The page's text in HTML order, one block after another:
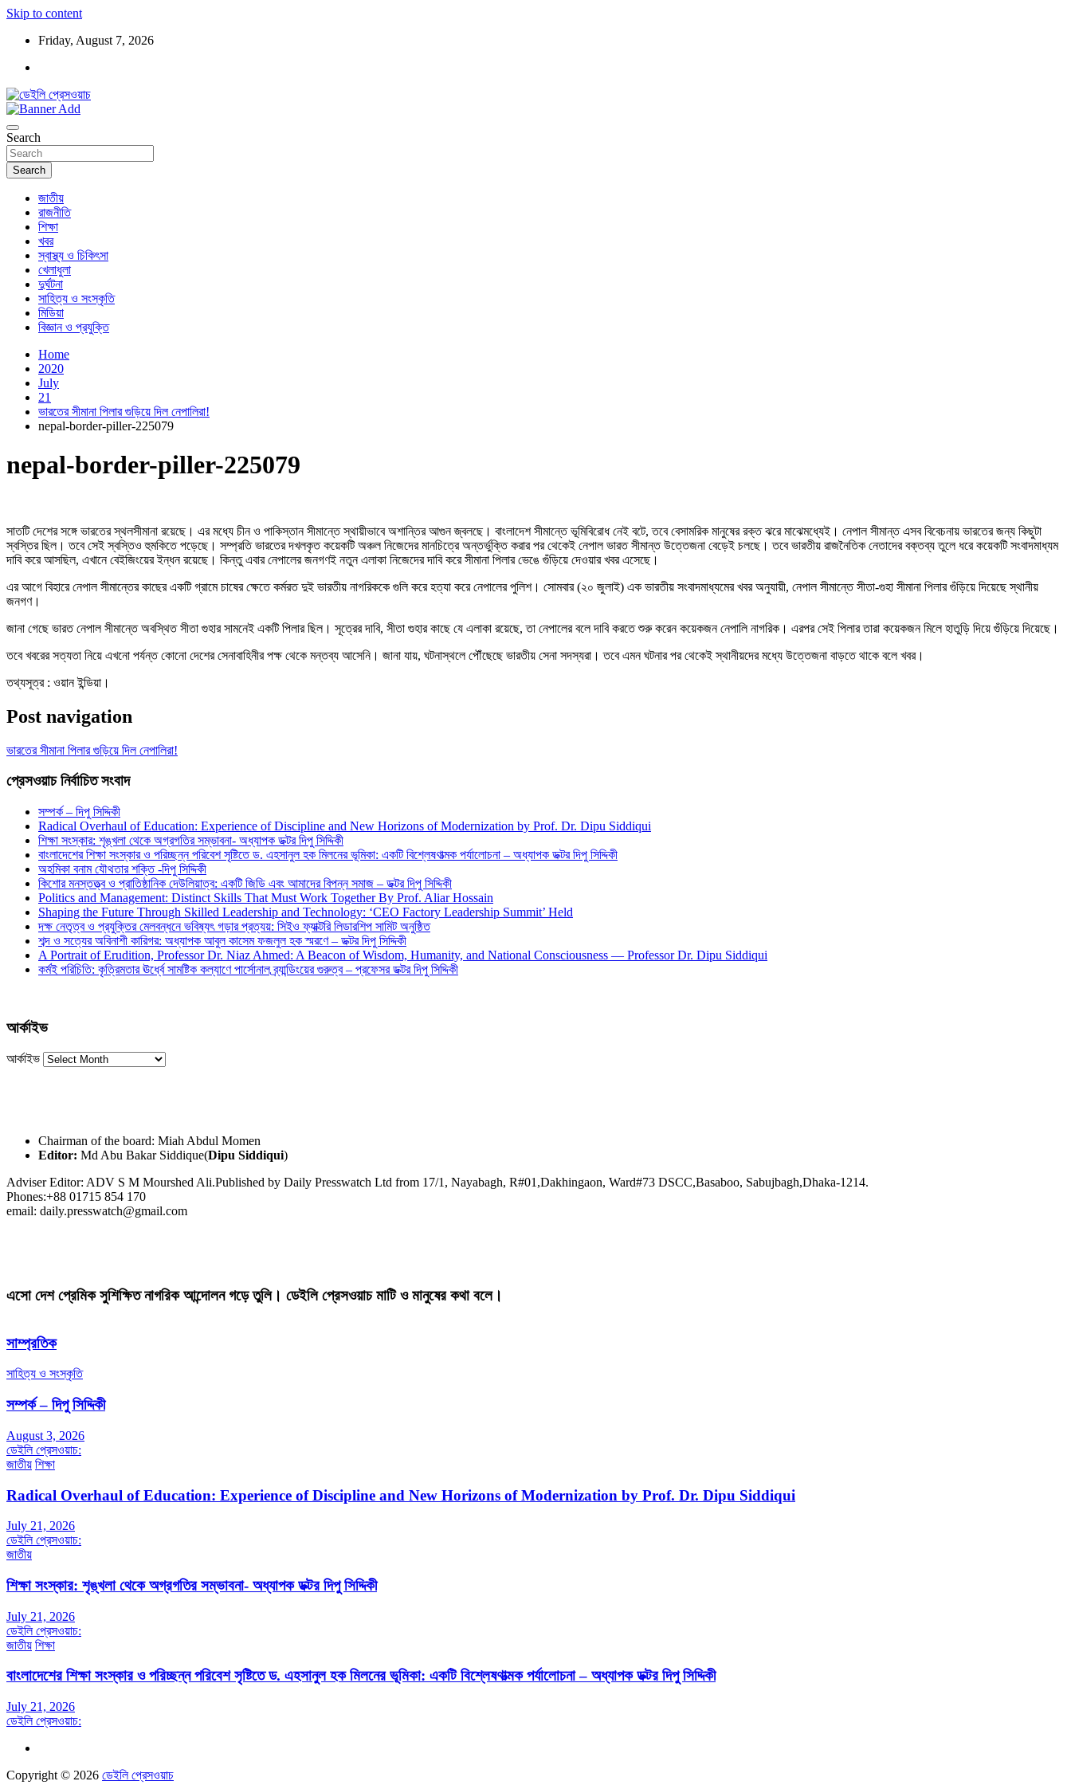
Skip to content
Friday, August 7, 2026
ডেইলি প্রেসওয়াচ
Search
Search
জাতীয়
রাজনীতি
শিক্ষা
খবর
স্বাস্থ্য ও চিকিৎসা
খেলাধুলা
দুর্ঘটনা
সাহিত্য ও সংস্কৃতি
মিডিয়া
বিজ্ঞান ও প্রযুক্তি
Home
2020
July
21
ভারতের সীমানা পিলার গুড়িয়ে দিল নেপালিরা!
nepal-border-piller-225079
nepal-border-piller-225079
সাতটি দেশের সঙ্গে ভারতের স্থলসীমানা রয়েছে। এর মধ্যে চীন ও পাকিস্তান সীমান্তে স্থায়ীভাবে অশান্তির আগুন জ্বলছে। বাংলাদেশ সীমান্তে ভূমিবিরোধ নেই বটে, তবে বেসামরিক মানুষের রক্ত ঝরে মাঝেমধ্যেই। নেপাল সীমান্ত এসব বিবেচনায় ভারতের জন্য কিছুটা
স্বস্তির ছিল। তবে সেই স্বস্তিও হুমকিতে পড়েছে। সম্প্রতি ভারতের দখলকৃত কয়েকটি অঞ্চল নিজেদের মানচিত্রে অন্তর্ভুক্তি করার পর থেকেই নেপাল ভারত সীমান্ত উত্তেজনা বেড়েই চলছে। তবে ভারতীয় রাজনৈতিক নেতাদের বক্তব্য তুলে ধরে কয়েকটি সংবাদমাধ্যম
দাবি করে আসছিল, এখানে বেইজিংয়ের ইন্ধন রয়েছে। কিন্তু এবার নেপালের জনগণই নতুন এলাকা নিজেদের দাবি করে সীমানা পিলার ভেঙে গুঁড়িয়ে দেওয়ার খবর এসেছে।
এর আগে বিহারে নেপাল সীমান্তের কাছের একটি গ্রামে চাষের ক্ষেতে কর্মরত দুই ভারতীয় নাগরিককে গুলি করে হত্যা করে নেপালের পুলিশ। সোমবার (২০ জুলাই) এক ভারতীয় সংবাদমাধ্যমের খবর অনুযায়ী, নেপাল সীমান্তে সীতা-গুহা সীমানা পিলার গুঁড়িয়ে দিয়েছে স্থানীয়
জনগণ।
জানা গেছে ভারত নেপাল সীমান্তে অবস্থিত সীতা গুহার সামনেই একটি পিলার ছিল। সূত্রের দাবি, সীতা গুহার কাছে যে এলাকা রয়েছে, তা নেপালের বলে দাবি করতে শুরু করেন কয়েকজন নেপালি নাগরিক। এরপর সেই পিলার তারা কয়েকজন মিলে হাতুড়ি দিয়ে গুঁড়িয়ে দিয়েছে।
তবে খবরের সত্যতা নিয়ে এখনো পর্যন্ত কোনো দেশের সেনাবাহিনীর পক্ষ থেকে মন্তব্য আসেনি। জানা যায়, ঘটনাস্থলে পৌঁছেছে ভারতীয় সেনা সদস্যরা। তবে এমন ঘটনার পর থেকেই স্থানীয়দের মধ্যে উত্তেজনা বাড়তে থাকে বলে খবর।
তথ্যসূত্র : ওয়ান ইন্ডিয়া।
Post navigation
ভারতের সীমানা পিলার গুড়িয়ে দিল নেপালিরা!
প্রেসওয়াচ নির্বাচিত সংবাদ
সম্পর্ক – দিপু সিদ্দিকী
Radical Overhaul of Education: Experience of Discipline and New Horizons of Modernization by Prof. Dr. Dipu Siddiqui
শিক্ষা সংস্কার: শৃঙ্খলা থেকে অগ্রগতির সম্ভাবনা- অধ্যাপক ডক্টর দিপু সিদ্দিকী
বাংলাদেশের শিক্ষা সংস্কার ও পরিচ্ছন্ন পরিবেশ সৃষ্টিতে ড. এহসানুল হক মিলনের ভূমিকা: একটি বিশ্লেষণাত্মক পর্যালোচনা – অধ্যাপক ডক্টর দিপু সিদ্দিকী
অহমিকা বনাম যৌথতার শক্তি -দিপু সিদ্দিকী
কিশোর মনস্তত্ত্ব ও প্রাতিষ্ঠানিক দেউলিয়াত্ব: একটি জিডি এবং আমাদের বিপন্ন সমাজ – ডক্টর দিপু সিদ্দিকী
Politics and Management: Distinct Skills That Must Work Together By Prof. Aliar Hossain
Shaping the Future Through Skilled Leadership and Technology: ‘CEO Factory Leadership Summit’ Held
দক্ষ নেতৃত্ব ও প্রযুক্তির মেলবন্ধনে ভবিষ্যৎ গড়ার প্রত্যয়: সিইও ফ্যাক্টরি লিডারশিপ সামিট অনুষ্ঠিত
শব্দ ও সত্যের অবিনাশী কারিগর: অধ্যাপক আবুল কাসেম ফজলুল হক স্মরণে – ডক্টর দিপু সিদ্দিকী
A Portrait of Erudition, Professor Dr. Niaz Ahmed: A Beacon of Wisdom, Humanity, and National Consciousness — Professor Dr. Dipu Siddiqui
কর্মই পরিচিতি: কৃত্রিমতার ঊর্ধ্বে সামষ্টিক কল্যাণে পার্সোনাল ব্র্যান্ডিংয়ের গুরুত্ব – প্রফেসর ডক্টর দিপু সিদ্দিকী
আর্কাইভ
আর্কাইভ
Chairman of the board: Miah Abdul Momen
Editor: Md Abu Bakar Siddique(Dipu Siddiqui)
Adviser Editor: ADV S M Mourshed Ali.Published by Daily Presswatch Ltd from 17/1, Nayabagh, R#01,Dakhingaon, Ward#73 DSCC,Basaboo, Sabujbagh,Dhaka-1214.
Phones:+88 01715 854 170
email: daily.presswatch@gmail.com
এসো দেশ প্রেমিক সুশিক্ষিত নাগরিক আন্দোলন গড়ে তুলি। ডেইলি প্রেসওয়াচ মাটি ও মানুষের কথা বলে।
সাম্প্রতিক
সাহিত্য ও সংস্কৃতি
সম্পর্ক – দিপু সিদ্দিকী
August 3, 2026
ডেইলি প্রেসওয়াচ:
জাতীয় শিক্ষা
Radical Overhaul of Education: Experience of Discipline and New Horizons of Modernization by Prof. Dr. Dipu Siddiqui
July 21, 2026
ডেইলি প্রেসওয়াচ:
জাতীয়
শিক্ষা সংস্কার: শৃঙ্খলা থেকে অগ্রগতির সম্ভাবনা- অধ্যাপক ডক্টর দিপু সিদ্দিকী
July 21, 2026
ডেইলি প্রেসওয়াচ:
জাতীয় শিক্ষা
বাংলাদেশের শিক্ষা সংস্কার ও পরিচ্ছন্ন পরিবেশ সৃষ্টিতে ড. এহসানুল হক মিলনের ভূমিকা: একটি বিশ্লেষণাত্মক পর্যালোচনা – অধ্যাপক ডক্টর দিপু সিদ্দিকী
July 21, 2026
ডেইলি প্রেসওয়াচ:
Copyright © 2026 ডেইলি প্রেসওয়াচ